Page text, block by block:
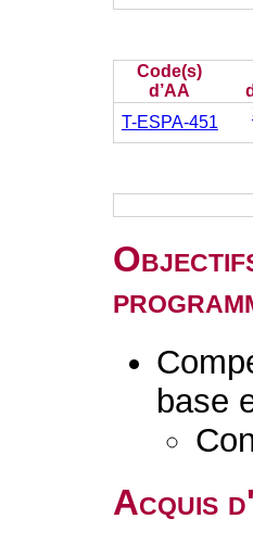
Code(s)
d’AA
T-ESPA-451
base
Acquis